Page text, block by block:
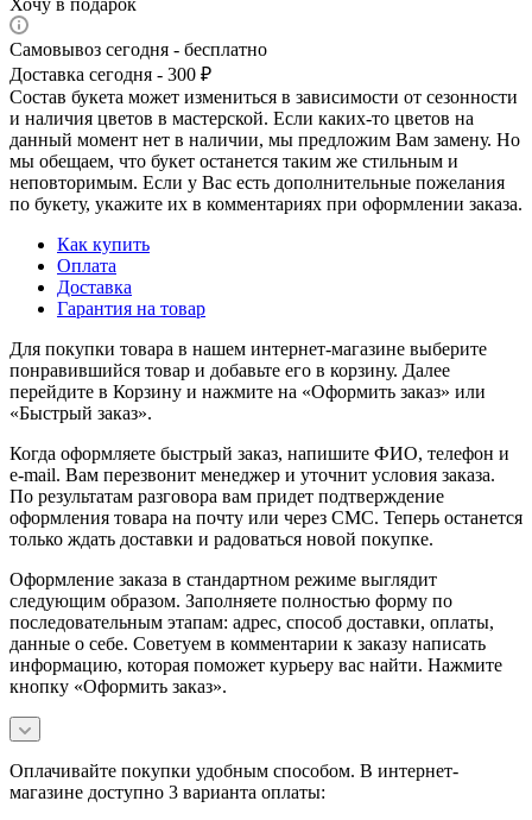
Самовывоз сегодня - бесплатно
Доставка сегодня - 300 ₽
Состав букета может измениться в зависимости от сезонности
и наличия цветов в мастерской. Если каких-то цветов на
данный момент нет в наличии, мы предложим Вам замену. Но
мы обещаем, что букет останется таким же стильным и
неповторимым. Если у Вас есть дополнительные пожелания
по букету, укажите их в комментариях при оформлении заказа.
Как купить
Оплата
Доставка
Гарантия на товар
Для покупки товара в нашем интернет-магазине выберите
понравившийся товар и добавьте его в корзину. Далее
перейдите в Корзину и нажмите на «Оформить заказ» или
«Быстрый заказ».
Когда оформляете быстрый заказ, напишите ФИО, телефон и
e-mail. Вам перезвонит менеджер и уточнит условия заказа.
По результатам разговора вам придет подтверждение
оформления товара на почту или через СМС. Теперь останется
только ждать доставки и радоваться новой покупке.
Оформление заказа в стандартном режиме выглядит
следующим образом. Заполняете полностью форму по
последовательным этапам: адрес, способ доставки, оплаты,
данные о себе. Советуем в комментарии к заказу написать
информацию, которая поможет курьеру вас найти. Нажмите
кнопку «Оформить заказ».
Оплачивайте покупки удобным способом. В интернет-
магазине доступно 3 варианта оплаты: